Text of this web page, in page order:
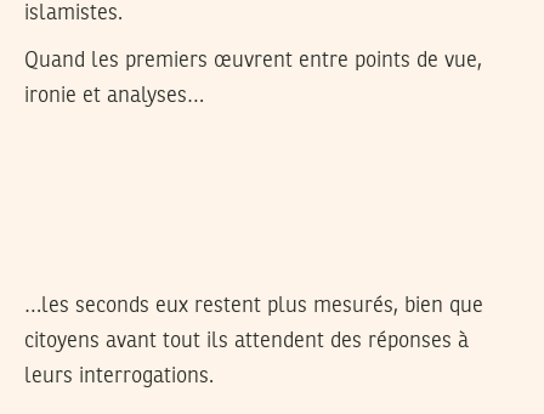
islamistes.
Quand les premiers œuvrent entre points de vue,
ironie et analyses…
…les seconds eux restent plus mesurés, bien que
citoyens avant tout ils attendent des réponses à
leurs interrogations.